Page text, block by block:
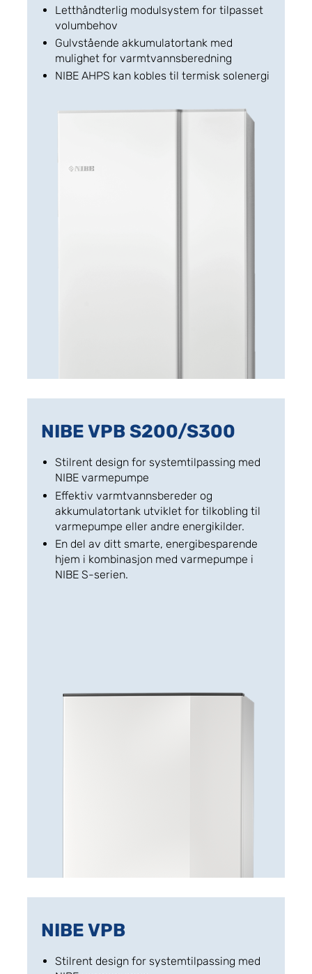
Letthåndterlig modulsystem for tilpasset
volumbehov
Gulvstående akkumulatortank med
mulighet for varmtvannsberedning
NIBE AHPS kan kobles til termisk solenergi
NIBE VPB S200/S300
Stilrent design for systemtilpassing med
NIBE varmepumpe
Effektiv varmtvannsbereder og
akkumulatortank utviklet for tilkobling til
varmepumpe eller andre energikilder.
En del av ditt smarte, energibesparende
hjem i kombinasjon med varmepumpe i
NIBE S-serien.
NIBE VPB
Stilrent design for systemtilpassing med